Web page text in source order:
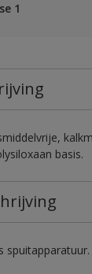
1
basis.
spuitapparatuur.